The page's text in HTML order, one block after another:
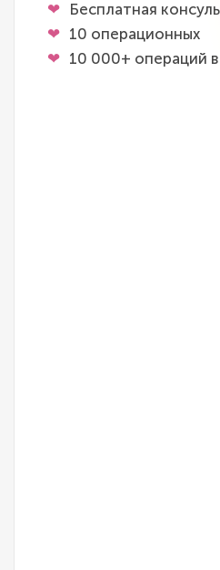
Бесплатная
10 операционных
10 000+ операций